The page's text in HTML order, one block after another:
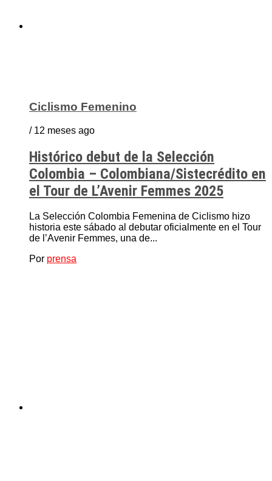
Ciclismo Femenino
/ 12 meses ago
Histórico debut de la Selección
Colombia – Colombiana/Sistecrédito en
el Tour de L’Avenir Femmes 2025
La Selección Colombia Femenina de Ciclismo hizo
historia este sábado al debutar oficialmente en el Tour
de l’Avenir Femmes, una de...
Por prensa